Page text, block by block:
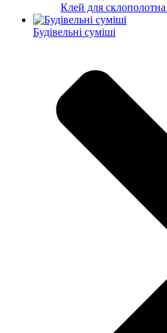
Клей для склополотна
Будівельні суміші